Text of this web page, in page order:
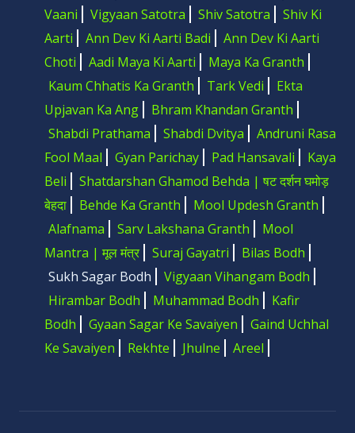
Vaani
Vigyaan Satotra Shiv Satotra
Shiv Ki
Aarti
Ann Dev Ki Aarti Badi
Ann Dev Ki Aarti
Choti
Aadi Maya Ki Aarti
Maya Ka Granth
Kaum Chhatis Ka Granth
Tark Vedi
Ekta
Upjavan Ka Ang
Bhram Khandan Granth
Shabdi Prathama
Shabdi Dvitya
Andruni Rasa
Fool Maal
Gyan Parichay Pad Hansavali
Kaya
Beli
Shatdarshan Ghamod Behda | षट दर्शन घमोड़
बेहदा
Behde Ka Granth
Mool Updesh Granth
Alafnama
Sarv Lakshana Granth
Mool
Mantra | मूल मंत्र
Suraj Gayatri
Bilas Bodh
Sukh Sagar Bodh
Vigyaan Vihangam Bodh
Hirambar Bodh
Muhammad Bodh
Kafir
Bodh
Gyaan Sagar Ke Savaiyen
Gaind Uchhal
Ke Savaiyen
Rekhte Jhulne Areel